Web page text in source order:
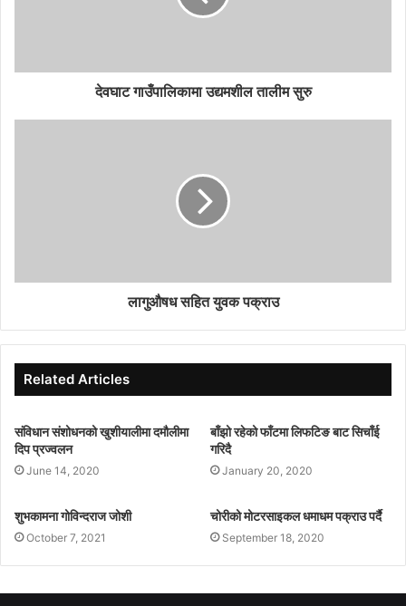
देवघाट गाउँपालिकामा उद्यमशील तालीम सुरु
लागुऔषध सहित युवक पक्राउ
Related Articles
संविधान संशोधनको खुशीयालीमा दमौलीमा
दिप प्रज्वलन
June 14, 2020
बाँझो रहेको फाँटमा लिफटिङ बाट सिचाँई
गरिदै
January 20, 2020
शुभकामना गोविन्दराज जोशी
October 7, 2021
चोरीको मोटरसाइकल धमाधम पक्राउ पर्दै
September 18, 2020